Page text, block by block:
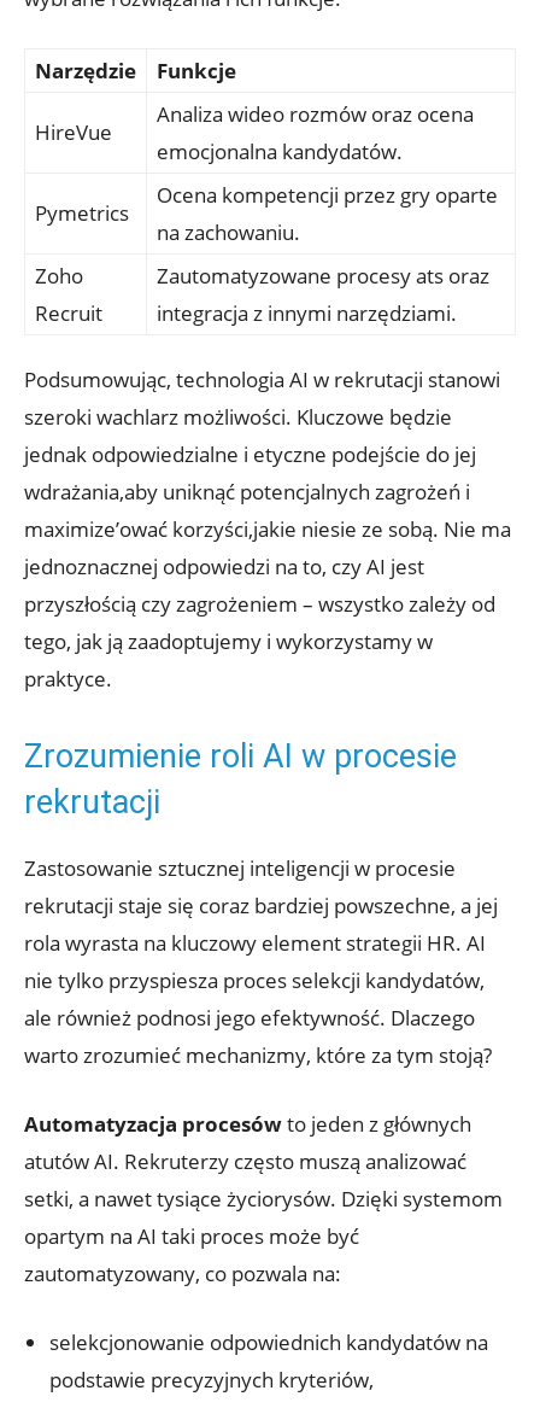
Narzędzie Funkcje
HireVue
Analiza wideo rozmów oraz ocena
emocjonalna kandydatów.
Pymetrics
Ocena kompetencji przez gry oparte
na zachowaniu.
Zoho
Recruit
Zautomatyzowane procesy ats oraz
integracja z innymi narzędziami.
Podsumowując, technologia AI w rekrutacji stanowi
szeroki wachlarz możliwości. Kluczowe będzie
jednak odpowiedzialne i etyczne podejście do jej
wdrażania,aby uniknąć potencjalnych zagrożeń i
maximize’ować korzyści,jakie niesie ze sobą. Nie ma
jednoznacznej odpowiedzi na to, czy AI jest
przyszłością czy zagrożeniem – wszystko zależy od
tego, jak ją zaadoptujemy i wykorzystamy w
praktyce.
Zrozumienie roli AI w procesie
rekrutacji
Zastosowanie sztucznej inteligencji w procesie
rekrutacji staje się coraz bardziej powszechne, a jej
rola wyrasta na kluczowy element strategii HR. AI
nie tylko przyspiesza proces selekcji kandydatów,
ale również podnosi jego efektywność. Dlaczego
warto zrozumieć mechanizmy, które za tym stoją?
Automatyzacja procesówto jeden z głównych
atutów AI. Rekruterzy często muszą analizować
setki, a nawet tysiące życiorysów. Dzięki systemom
opartym na AI taki proces może być
zautomatyzowany, co pozwala na:
selekcjonowanie odpowiednich kandydatów na
podstawie precyzyjnych kryteriów,